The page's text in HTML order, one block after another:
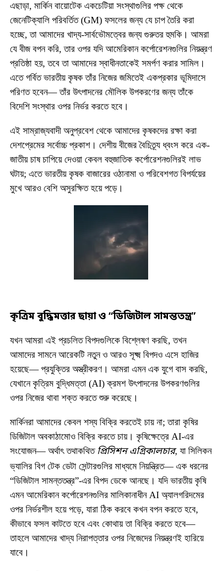
এছাড়া, মার্কিন বায়োটেক একচেটিয়া সংস্থাগুলির পক্ষ থেকে
জেনেটিক্যালি পরিবর্তিত (GM) ফসলের জন্য যে চাপ তৈরি করা
হচ্ছে, তা আমাদের খাদ্য-সার্বভৌমত্বের জন্য গুরুতর হুমকি। আমরা
যে বীজ বপন করি, তার ওপর যদি আমেরিকান কর্পোরেশনগুলির নিয়ন্ত্রণ
প্রতিষ্ঠা হয়, তবে তা আমাদের স্বাধীনতাকেই সমর্পণ করার সামিল।
এতে গর্বিত ভারতীয় কৃষক তাঁর নিজের জমিতেই একপ্রকার ভূমিদাসে
পরিণত হবেন— তাঁর উৎপাদনের মৌলিক উপকরণের জন্য তাঁকে
বিদেশি সংস্থার ওপর নির্ভর করতে হবে।
এই সাম্রাজ্যবাদী অনুপ্রবেশ থেকে আমাদের কৃষকদের রক্ষা করা
দেশপ্রেমের সর্বোচ্চ প্রকাশ। দেশীয় বীজের বৈচিত্র্য ধ্বংস করে এক-
জাতীয় চাষ চাপিয়ে দেওয়া কেবল বহুজাতিক কর্পোরেশনগুলিরই লাভ
ঘটায়; এতে ভারতীয় কৃষক বাজারের ওঠানামা ও পরিবেশগত বিপর্যয়ের
মুখে আরও বেশি অসুরক্ষিত হয়ে পড়ে।
কৃত্রিম বুদ্ধিমত্তার ছায়া ও “ডিজিটাল সামন্ততন্ত্র”
যখন আমরা এই প্রচলিত বিপদগুলিকে বিশ্লেষণ করছি, তখন
আমাদের সামনে আরেকটি নতুন ও আরও সূক্ষ্ম বিপদও এসে হাজির
হয়েছে— প্রযুক্তির অস্ত্রীকরণ। আমরা এমন এক যুগে বাস করছি,
যেখানে কৃত্রিম বুদ্ধিমত্তা (AI) ক্রমশ উৎপাদনের উপকরণগুলির
ওপর নিজের থাবা শক্ত করতে শুরু করেছে।
মার্কিনরা আমাদের কেবল শস্য বিক্রি করতেই চায় না; তারা কৃষির
ডিজিটাল অবকাঠামোও বিক্রি করতে চায়। কৃষিক্ষেত্রে AI-এর
সংযোজন— অর্থাৎ তথাকথিতপ্রিসিশন এগ্রিকালচার, যা সিলিকন
ভ্যালির বিগ টেক ডেটা সেন্টারগুলির মাধ্যমে নিয়ন্ত্রিত— এক ধরনের
“ডিজিটাল সামন্ততন্ত্র”-এর বিপদ ডেকে আনছে। যদি ভারতীয় কৃষি
এমন আমেরিকান কর্পোরেশনগুলির মালিকানাধীন AI অ্যালগরিদমের
ওপর নির্ভরশীল হয়ে পড়ে, যারা ঠিক করবে কখন বপন করতে হবে,
কীভাবে ফসল কাটতে হবে এবং কোথায় তা বিক্রি করতে হবে—
তাহলে আমাদের খাদ্য নিরাপত্তার ওপর নিজেদের নিয়ন্ত্রণই হারিয়ে
যাবে।